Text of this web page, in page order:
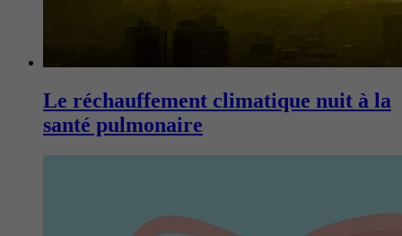
Le réchauffement climatique nuit à la
santé pulmonaire